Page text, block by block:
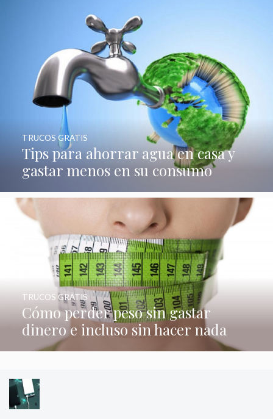
Tips para ahorrar agua en casa y
gastar menos en su consumo
TRUCOS GRATIS
Cómo perder peso sin gastar
dinero e incluso sin hacer nada
TRUCOS GRATIS